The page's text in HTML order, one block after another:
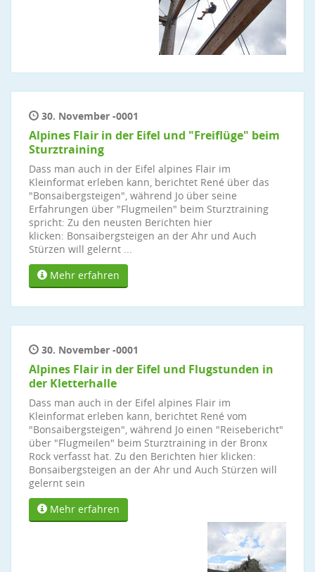
30. November -0001
Alpines Flair in der Eifel und "Freiflüge" beim
Sturztraining
Dass man auch in der Eifel alpines Flair im
Kleinformat erleben kann, berichtet René über das
"Bonsaibergsteigen", während Jo über seine
Erfahrungen über "Flugmeilen" beim Sturztraining
spricht: Zu den neusten Berichten hier
klicken: Bonsaibergsteigen an der Ahr und Auch
Stürzen will gelernt ...
Mehr erfahren
30. November -0001
Alpines Flair in der Eifel und Flugstunden in
der Kletterhalle
Dass man auch in der Eifel alpines Flair im
Kleinformat erleben kann, berichtet René vom
"Bonsaibergsteigen", während Jo einen "Reisebericht"
über "Flugmeilen" beim Sturztraining in der Bronx
Rock verfasst hat. Zu den Berichten hier klicken:
Bonsaibergsteigen an der Ahr und Auch Stürzen will
gelernt sein
Mehr erfahren